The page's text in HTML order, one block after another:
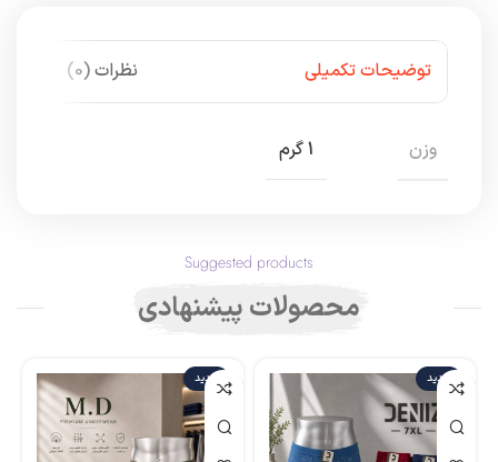
توضیحات تکمیلی نظرات (0)
وزن 1 گرم
Suggested products
محصولات پیشنهادی
جدید جدید